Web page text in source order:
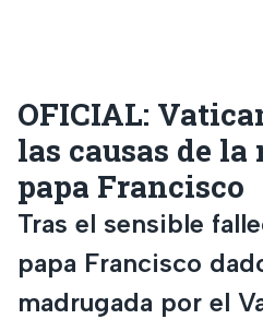
OFICIAL:
las causas de la
papa Francisco
Tras el sensible
papa Francisco
madrugada por el